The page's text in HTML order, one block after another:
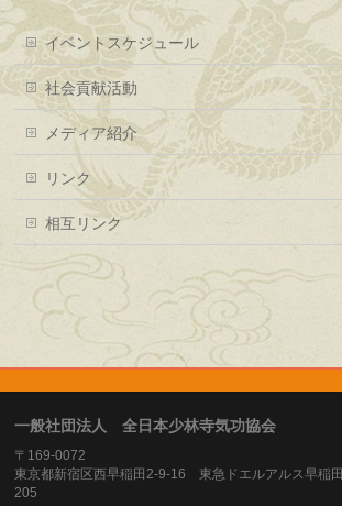
イベントスケジュール
社会貢献活動
メディア紹介
リンク
相互リンク
一般社団法人 全日本少林寺気功協会
〒169-0072
東京都新宿区西早稲田2-9-16 東急ドエルアルス早稲田
205